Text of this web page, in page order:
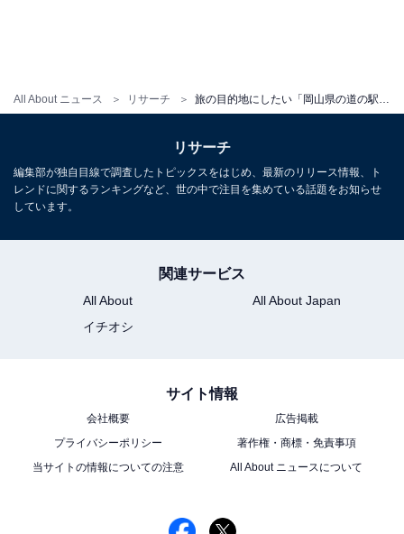
All About ニュース リサーチ
リサーチ
編集部が独自目線で調査したトピックスをはじめ、最新のリリース情報、ト
レンドに関するランキングなど、世の中で注目を集めている話題をお知らせ
しています。
関連サービス
All About
All About Japan
イチオシ
サイト情報
会社概要
広告掲載
プライバシーポリシー
著作権・商標・免責事項
当サイトの情報についての注意
All About ニュースについて